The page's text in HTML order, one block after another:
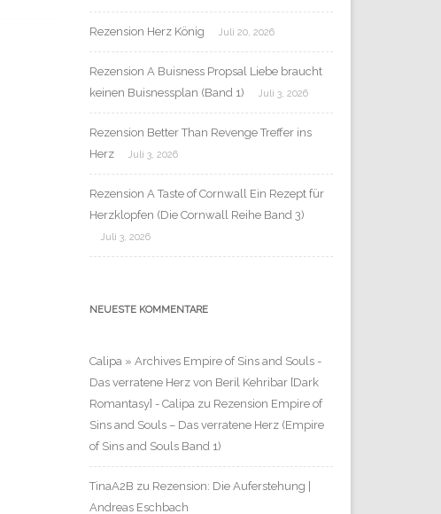
Rezension Herz König Juli 20, 2026
Rezension A Buisness Propsal Liebe braucht
keinen Buisnessplan (Band 1)
Juli 3, 2026
Rezension Better Than Revenge Treffer ins
Herz
Juli 3, 2026
Rezension A Taste of Cornwall Ein Rezept für
Herzklopfen (Die Cornwall Reihe Band 3)
Juli 3, 2026
NEUESTE KOMMENTARE
Calipa » Archives Empire of Sins and Souls -
Das verratene Herz von Beril Kehribar [Dark
Romantasy] - Calipa zu Rezension Empire of
Sins and Souls – Das verratene Herz (Empire
of Sins and Souls Band 1)
TinaA2B zu Rezension: Die Auferstehung |
Andreas Eschbach